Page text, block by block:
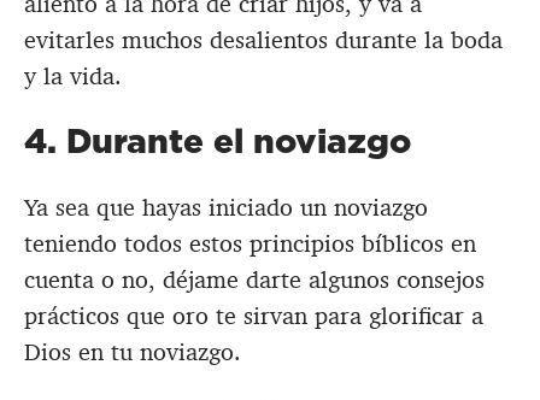
evitarles muchos desalientos durante la boda
y la vida.
4. Durante el noviazgo
Ya sea que hayas iniciado un noviazgo
teniendo todos estos principios bíblicos en
cuenta o no, déjame darte algunos consejos
prácticos que oro te sirvan para glorificar a
Dios en tu noviazgo.